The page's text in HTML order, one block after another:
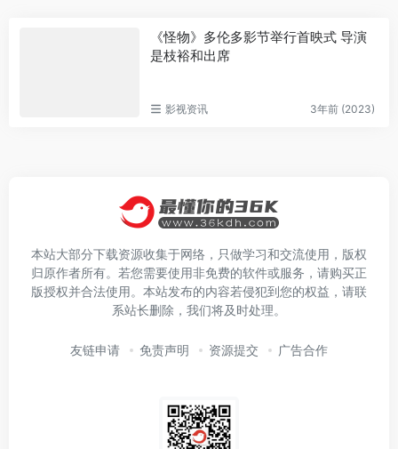
《怪物》多伦多影节举行首映式 导演
是枝裕和出席
影视资讯 3年前 (2023)
本站大部分下载资源收集于网络，只做学习和交流使用，版权
归原作者所有。若您需要使用非免费的软件或服务，请购买正
版授权并合法使用。本站发布的内容若侵犯到您的权益，请联
系站长删除，我们将及时处理。
友链申请 免责声明 资源提交 广告合作